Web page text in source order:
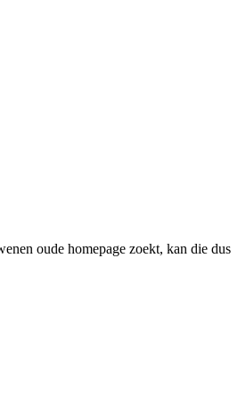
oude homepage zoekt, kan die dus